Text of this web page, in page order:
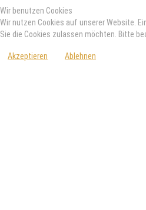
Wir benutzen Cookies
Wir nutzen Cookies auf unserer Website.
Sie die Cookies zulassen möchten. Bitte
Akzeptieren
Ablehnen